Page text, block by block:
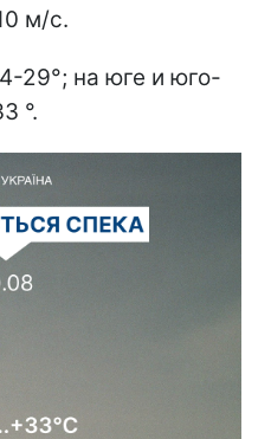
м/с.
29°; на юге и юго-
°.